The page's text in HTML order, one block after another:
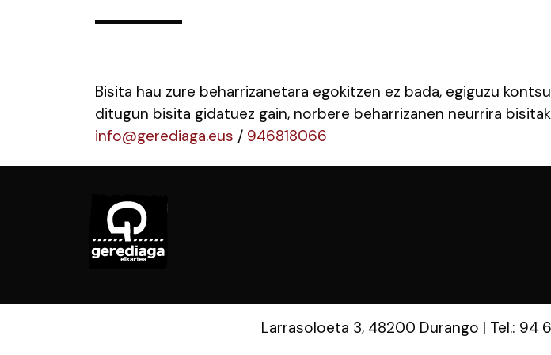
Bisita hau zure beharrizanetara egokitzen ez bada, egiguzu
ditugun bisita gidatuez gain, norbere beharrizanen neurrira
info@gerediaga.eus / 946818066
Larrasoloeta 3, 48200 Durango | Tel.: 94